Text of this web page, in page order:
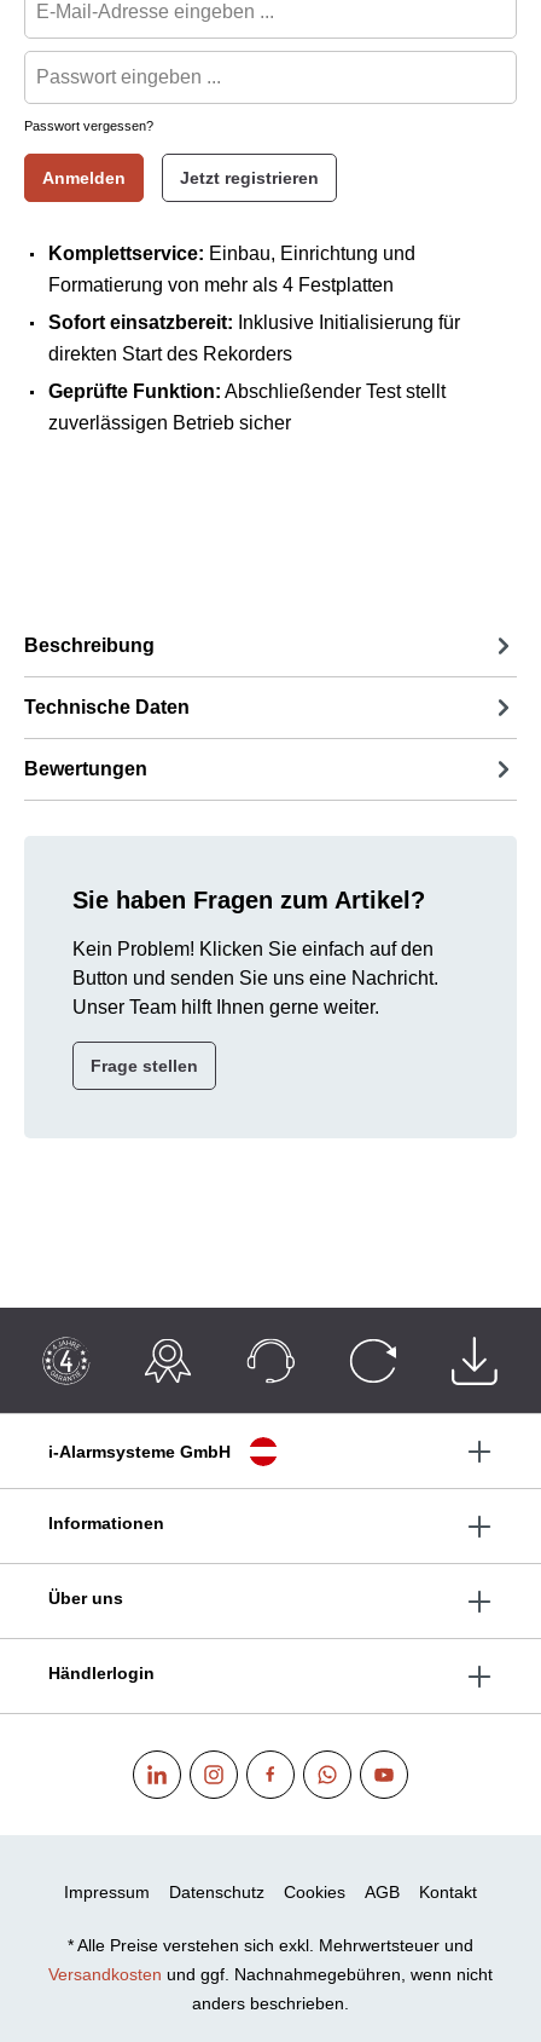
Passwort vergessen?
Anmelden Jetzt registrieren
Komplettservice: Einbau, Einrichtung und
Formatierung von mehr als 4 Festplatten
Sofort einsatzbereit: Inklusive Initialisierung für
direkten Start des Rekorders
Geprüfte Funktion: Abschließender Test stellt
zuverlässigen Betrieb sicher
Beschreibung
Technische Daten
Bewertungen
Sie haben Fragen zum Artikel?
Kein Problem! Klicken Sie einfach auf den
Button und senden Sie uns eine Nachricht.
Unser Team hilft Ihnen gerne weiter.
Frage stellen
i-Alarmsysteme GmbH
Informationen
Über uns
Händlerlogin
Impressum Datenschutz Cookies AGB Kontakt
* Alle Preise verstehen sich exkl. Mehrwertsteuer und
Versandkosten und ggf. Nachnahmegebühren, wenn nicht
anders beschrieben.